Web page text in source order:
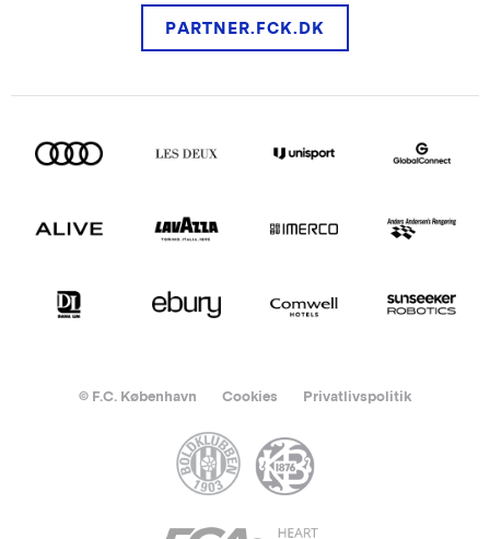
PARTNER.FCK.DK
© F.C. København Cookies Privatlivspolitik